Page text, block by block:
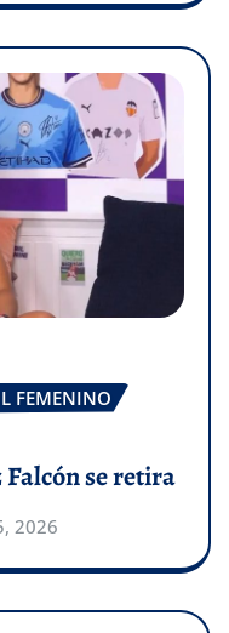
FEMENINO
se retira
2026